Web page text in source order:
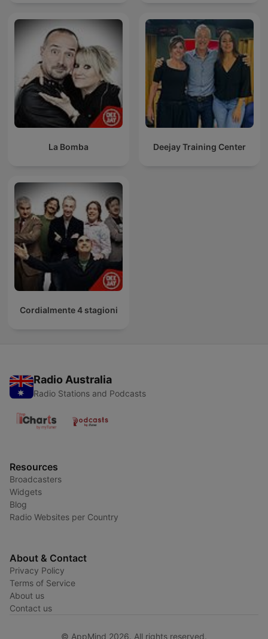
La Bomba Deejay Training Center
Cordialmente 4 stagioni
Radio Australia
Radio Stations and Podcasts
Resources
Broadcasters
Widgets
Blog
Radio Websites per Country
About & Contact
Privacy Policy
Terms of Service
About us
Contact us
© AppMind 2026. All rights reserved.